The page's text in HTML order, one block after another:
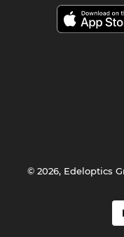
© 2026, Edeloptics